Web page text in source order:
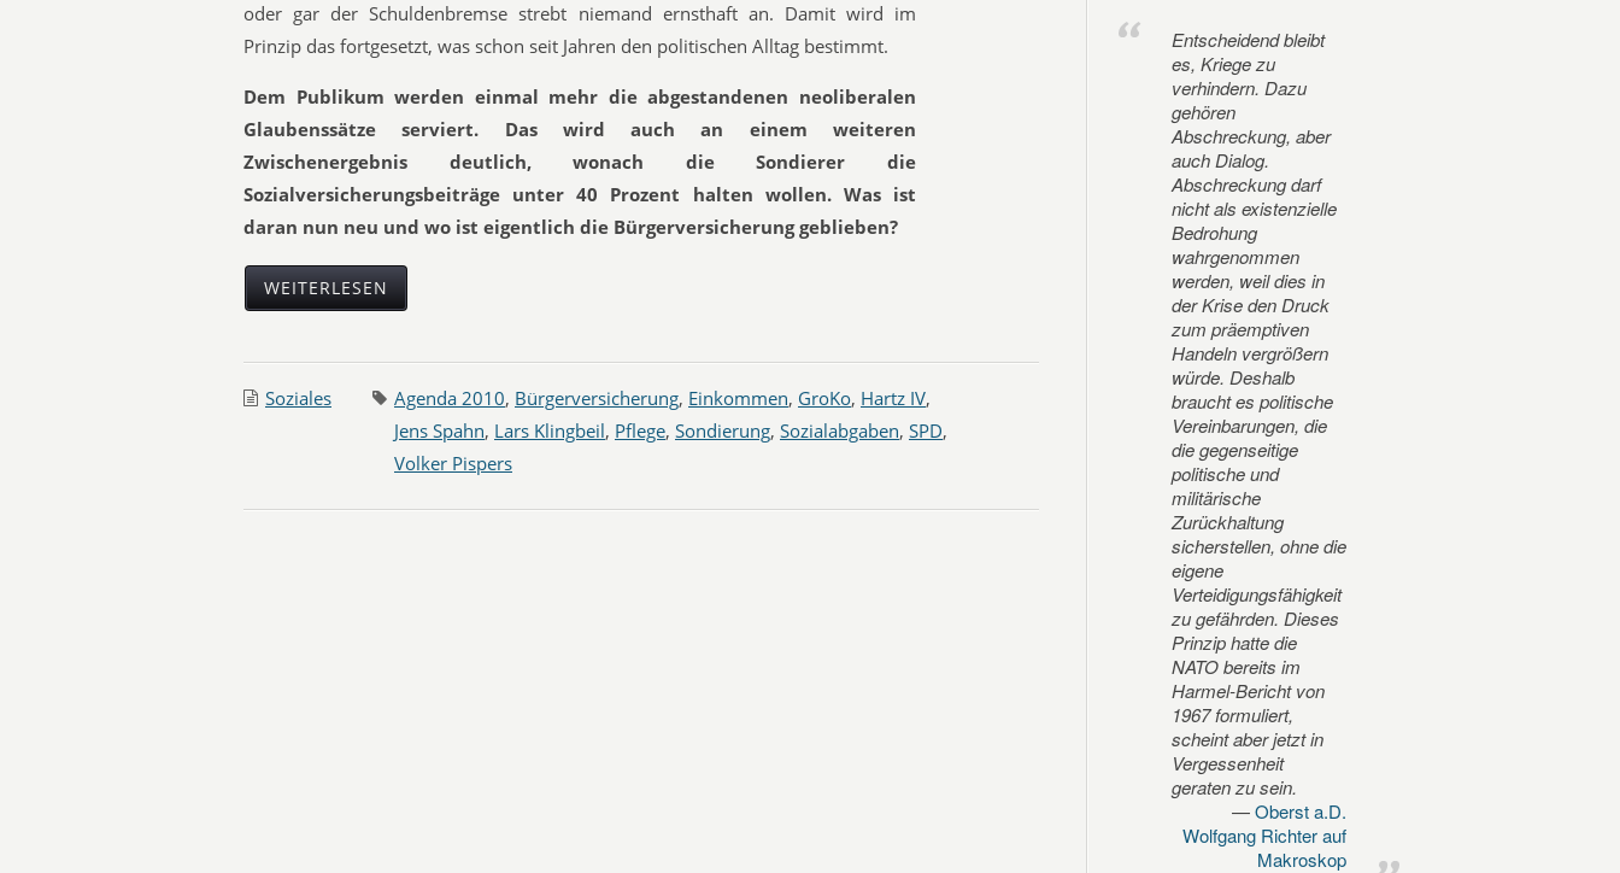
oder gar der Schuldenbremse strebt niemand ernsthaft an. Damit wird im
Prinzip das fortgesetzt, was schon seit Jahren den politischen Alltag bestimmt.
Dem Publikum werden einmal mehr die abgestandenen neoliberalen
Glaubenssätze serviert. Das wird auch an einem weiteren
Zwischenergebnis deutlich, wonach die Sondierer die
Sozialversicherungsbeiträge unter 40 Prozent halten wollen. Was ist
daran nun neu und wo ist eigentlich die Bürgerversicherung geblieben?
WEITERLESEN
Soziales Agenda 2010, Bürgerversicherung, Einkommen, GroKo, Hartz IV,
Jens Spahn, Lars Klingbeil, Pflege, Sondierung, Sozialabgaben, SPD,
Volker Pispers
Entscheidend bleibt
es, Kriege zu
verhindern. Dazu
gehören
Abschreckung, aber
auch Dialog.
Abschreckung darf
nicht als existenzielle
Bedrohung
wahrgenommen
werden, weil dies in
der Krise den Druck
zum präemptiven
Handeln vergrößern
würde. Deshalb
braucht es politische
Vereinbarungen, die
die gegenseitige
politische und
militärische
Zurückhaltung
sicherstellen, ohne die
eigene
Verteidigungsfähigkeit
zu gefährden. Dieses
Prinzip hatte die
NATO bereits im
Harmel-Bericht von
1967 formuliert,
scheint aber jetzt in
Vergessenheit
geraten zu sein.
Oberst a.D.
Wolfgang Richter auf
Makroskop